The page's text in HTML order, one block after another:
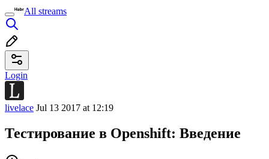
All streams
Login
livelace Jul 13 2017 at 12:19
Тестирование в Openshift: Введение